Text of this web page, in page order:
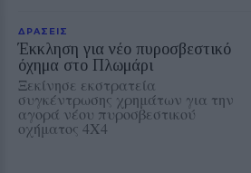
ΔΡΑΣΕΙΣ
Έκκληση για νέο πυροσβεστικό
όχημα στο Πλωμάρι
Ξεκίνησε εκστρατεία
συγκέντρωσης χρημάτων για την
αγορά νέου πυροσβεστικού
οχήματος 4Χ4